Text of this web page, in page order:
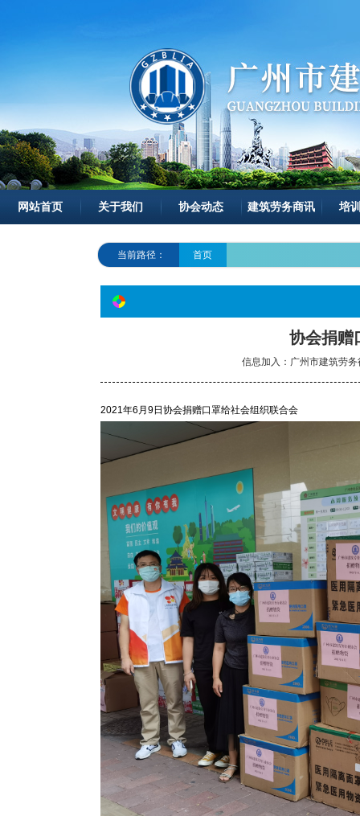
网站首页 关于我们 协会动态 建筑劳务商讯 培
当前路径： 首页
协会捐赠
信息加入：广州市建筑劳务
2021年6月9日协会捐赠口罩给社会组织联合会